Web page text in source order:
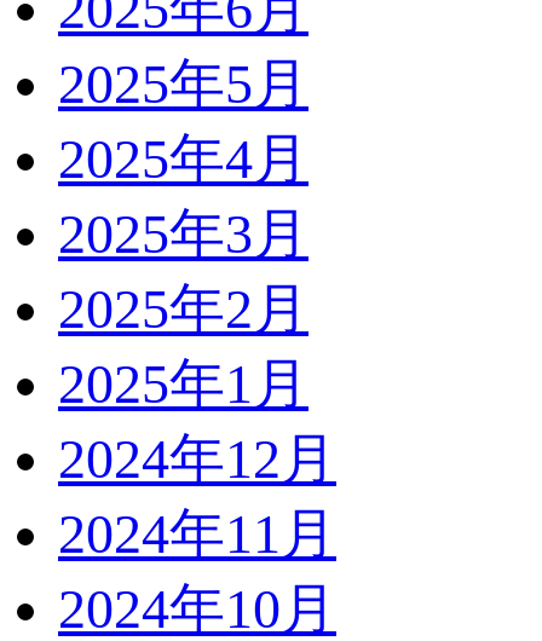
2025年5月
2025年4月
2025年3月
2025年2月
2025年1月
2024年12月
2024年11月
2024年10月